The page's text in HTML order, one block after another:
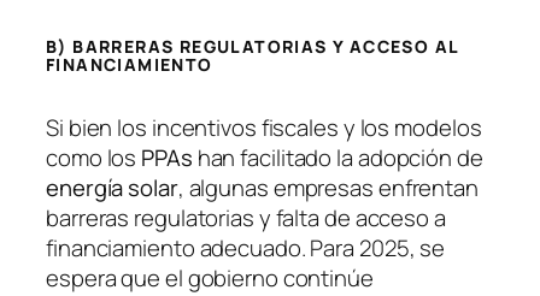
B) BARRERAS REGULATORIAS Y ACCESO AL
FINANCIAMIENTO
Si bien los incentivos fiscales y los modelos
como los PPAs han facilitado la adopción de
energía solar, algunas empresas enfrentan
barreras regulatorias y falta de acceso a
financiamiento adecuado. Para 2025, se
espera que el gobierno continúe